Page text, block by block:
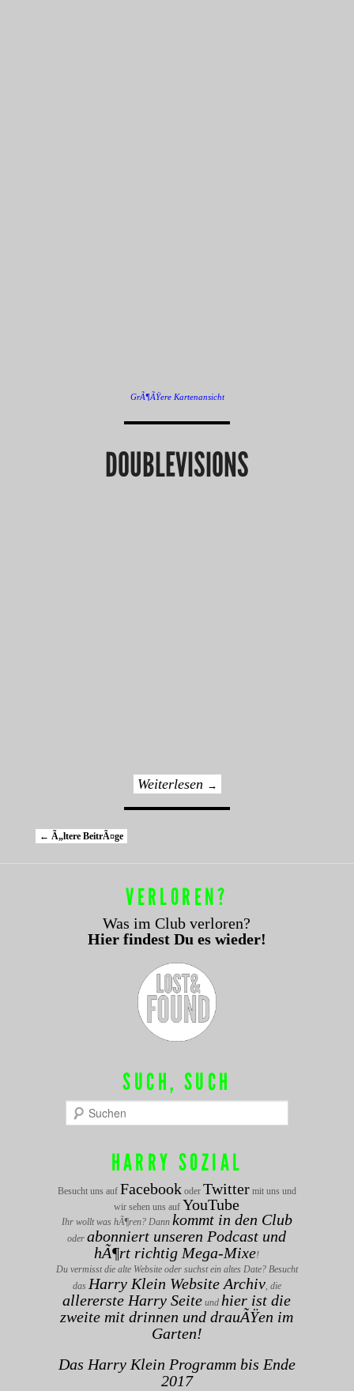
GrÃ¶ÃŸere Kartenansicht
DOUBLEVISIONS
Weiterlesen →
Artikelnavigation← Ã„ltere BeitrÃ¤ge
VERLOREN?
Was im Club verloren?
Hier findest Du es wieder!
SUCH, SUCH
Suchen
HARRY SOZIAL
Besucht uns auf Facebookoder Twittermit uns und
wir sehen uns auf YouTube
Ihr wollt was hÃ¶ren? Dann kommt in den Club
oderabonniert unseren Podcast und
hÃ¶rt richtig Mega-Mixe!
Du vermisst die alte Website oder suchst ein altes Date? Besucht
das Harry Klein Website Archiv, die
allererste Harry Seite undhier ist die
zweite mit drinnen und drauÃŸen im
Garten!
Das Harry Klein Programm bis Ende
2017